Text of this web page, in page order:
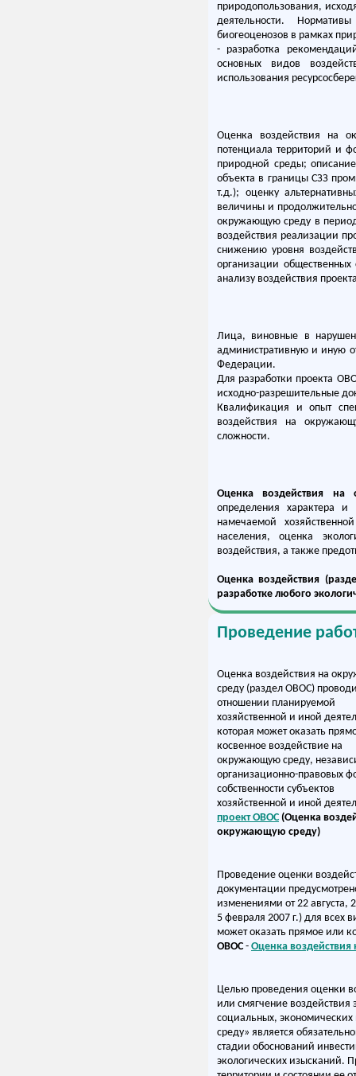
природопользования,
деятельности.
биогеоценозов в рамках
- разработка
основных видов
использования
Оценка воздействия на
потенциала территорий и
природной среды;
объекта в границы СЗЗ
т.д.); оценку
величины и
окружающую среду в
воздействия реализации
снижению уровня
организации общественных
анализу воздействия
Лица, виновные в
административную и иную
Федерации.
Для разработки проекта
исходно-разрешительные
Квалификация и опыт
воздействия на
сложности.
Оценка воздействия
определения характера и
намечаемой
населения, оценка
воздействия, а также
Оценка воздействия
разработке любого
Проведение
Оценка воздействия на
среду (раздел ОВОС)
отношении планируемой
хозяйственной и иной
которая может оказать
косвенное воздействие на
окружающую среду,
организационно-правовых
собственности субъектов
хозяйственной и иной
проект ОВОС (Оценка
окружающую среду)
Проведение оценки
документации
изменениями от 22 августа,
5 февраля 2007 г.) для всех
может оказать прямое или
ОВОС - Оценка
Целью проведения оценки
или смягчение воздействия
социальных,
среду» является
стадии обоснований
экологических изысканий.